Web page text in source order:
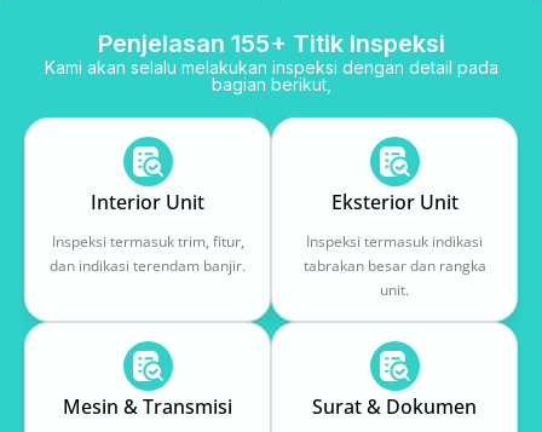
Penjelasan 155+ Titik Inspeksi
Kami akan selalu melakukan inspeksi dengan detail pada
bagian berikut,
Interior Unit
Inspeksi termasuk trim, fitur,
dan indikasi terendam banjir.
Eksterior Unit
Inspeksi termasuk indikasi
tabrakan besar dan rangka
unit.
Mesin & Transmisi Surat & Dokumen